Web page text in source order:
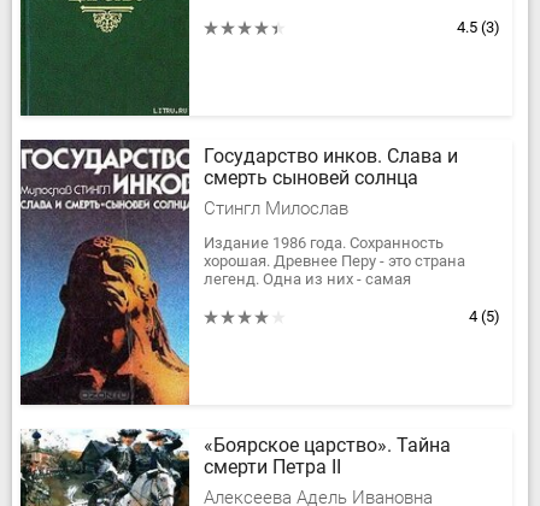
эпохи царствования Ивана Грозного
4.5 (3)
Государство инков. Слава и
смерть сыновей солнца
Стингл Милослав
Издание 1986 года. Сохранность
хорошая. Древнее Перу - это страна
легенд. Одна из них - самая
украшавшем некогда столицу империи
4 (5)
«Боярское царство». Тайна
смерти Петра II
Алексеева Адель Ивановна